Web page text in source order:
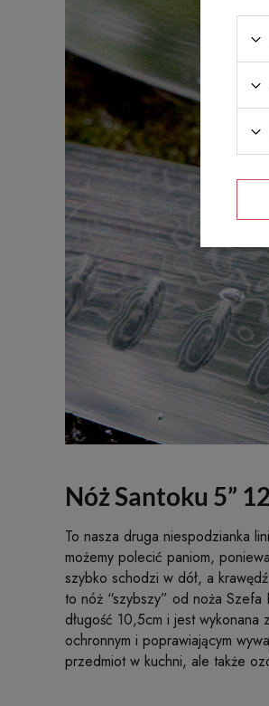
Nóż Santoku 5”
To nasza druga niespodzianka
możemy polecić paniom,
szybko schodzi w dół, a
to nóż “szybszy” od noża Szefa
długość 10,5cm i jest
ochronnym i poprawiającym
przedmiot w kuchni, ale także